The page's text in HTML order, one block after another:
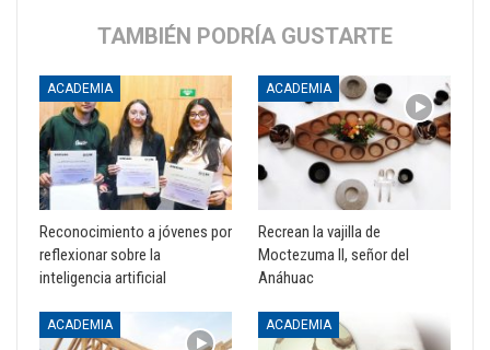
TAMBIÉN PODRÍA GUSTARTE
ACADEMIA
Reconocimiento a jóvenes por
reflexionar sobre la
inteligencia artificial
ACADEMIA
Recrean la vajilla de
Moctezuma II, señor del
Anáhuac
ACADEMIA ACADEMIA